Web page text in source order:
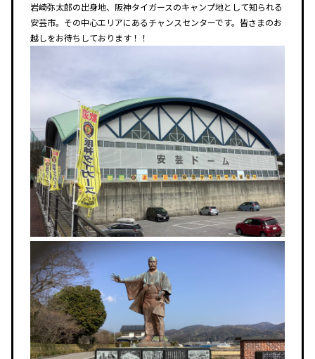
岩崎弥太郎の出身地、阪神タイガースのキャンプ地として知られる
安芸市。その中心エリアにあるチャンスセンターです。皆さまのお
越しをお待ちしております！！